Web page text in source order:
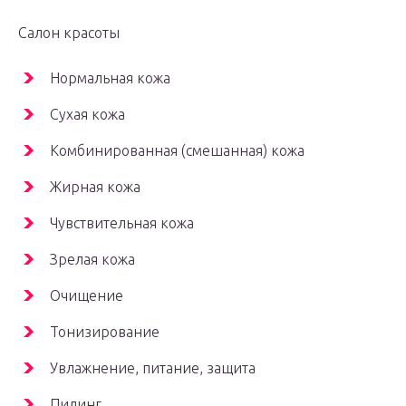
Салон красоты
Нормальная кожа
Сухая кожа
Комбинированная (смешанная) кожа
Жирная кожа
Чувствительная кожа
Зрелая кожа
Очищение
Тонизирование
Увлажнение, питание, защита